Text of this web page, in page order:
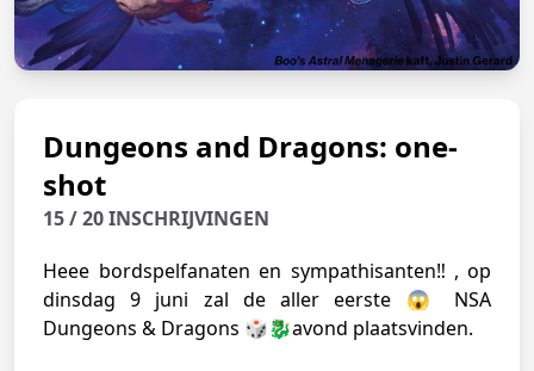
Dungeons and Dragons: one-
shot
15 / 20 INSCHRIJVINGEN
Heee bordspelfanaten en sympathisanten‼️, op
dinsdag 9 juni zal de aller eerste 😱 NSA
Dungeons & Dragons 🎲🐉avond plaatsvinden.